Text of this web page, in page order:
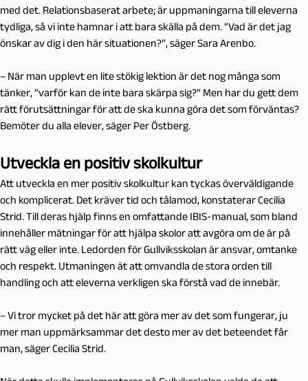
med det. Relationsbaserat arbete; är uppmaningarna till eleverna
tydliga, så vi inte hamnar i att bara skälla på dem. ”Vad är det jag
önskar av dig i den här situationen?”, säger Sara Arenbo.
– När man upplevt en lite stökig lektion är det nog många som
tänker, ”varför kan de inte bara skärpa sig?” Men har du gett dem
rätt förutsättningar för att de ska kunna göra det som förväntas?
Bemöter du alla elever, säger Per Östberg.
Utveckla en positiv skolkultur
Att utveckla en mer positiv skolkultur kan tyckas överväldigande
och komplicerat. Det kräver tid och tålamod, konstaterar Cecilia
Strid. Till deras hjälp finns en omfattande IBIS-manual, som bland
innehåller mätningar för att hjälpa skolor att avgöra om de är på
rätt väg eller inte. Ledorden för Gullviksskolan är ansvar, omtanke
och respekt. Utmaningen ät att omvandla de stora orden till
handling och att eleverna verkligen ska förstå vad de innebär.
– Vi tror mycket på det här att göra mer av det som fungerar, ju
mer man uppmärksammar det desto mer av det beteendet får
man, säger Cecilia Strid.